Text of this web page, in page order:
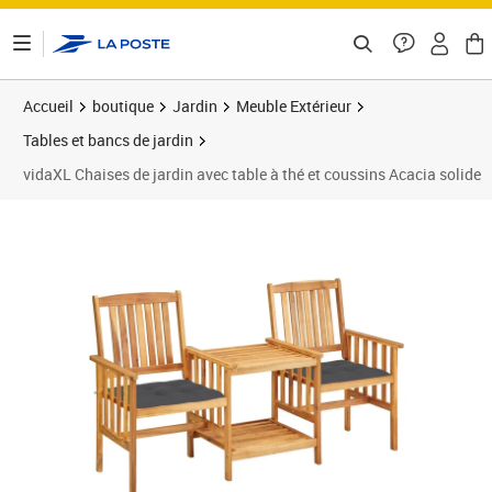
Accueil boutique Jardin
Meuble Extérieur
Tables et bancs de jardin
vidaXL Chaises de jardin avec table à thé et coussins Acacia solide